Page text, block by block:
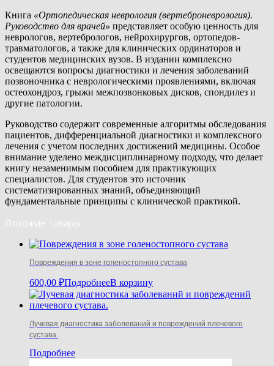
Книга «Ортопедическая неврология (вертеброневрология).
Руководство для врачей» представляет особую ценность для
неврологов, вертебрологов, нейрохирургов, ортопедов-
травматологов, а также для клинических ординаторов и
студентов медицинских вузов. В издании комплексно
освещаются вопросы диагностики и лечения заболеваний
позвоночника с неврологическими проявлениями, включая
остеохондроз, грыжи межпозвонковых дисков, спондилез и
другие патологии.
Руководство содержит современные алгоритмы обследования
пациентов, дифференциальной диагностики и комплексного
лечения с учетом последних достижений медицины. Особое
внимание уделено междисциплинарному подходу, что делает
книгу незаменимым пособием для практикующих
специалистов. Для студентов это источник
систематизированных знаний, объединяющий
фундаментальные принципы с клинической практикой.
Похожие товары
Повреждения в зоне голеностопного сустава
600,00 ₽ПодробнееВ корзину
Лучевая диагностика заболеваний и повреждений плечевого
сустава.
Подробнее